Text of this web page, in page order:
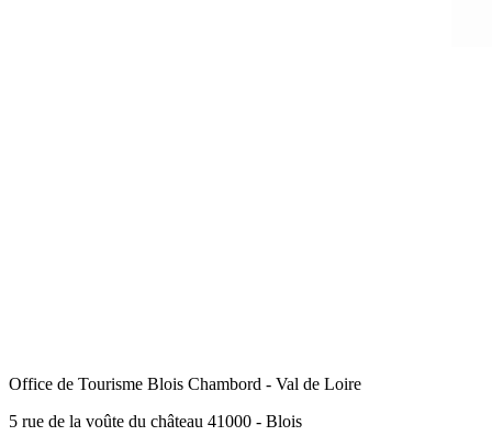
Office de Tourisme Blois Chambord - Val de Loire
5 rue de la voûte du château 41000 - Blois